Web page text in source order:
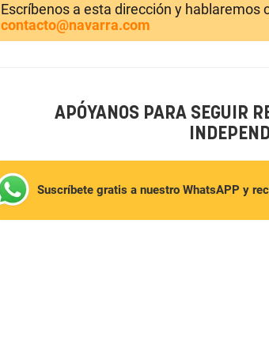
Escríbenos a esta dirección y
contacto@navarra.com
APÓYANOS PARA SEGUIR
Suscríbete gratis a nuestro WhatsAPP y